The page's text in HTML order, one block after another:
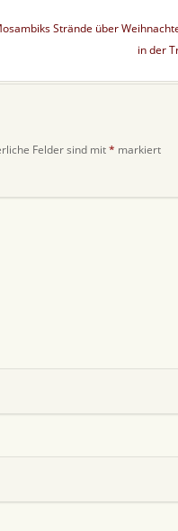
Strände über
in der
Felder sind mit* markiert